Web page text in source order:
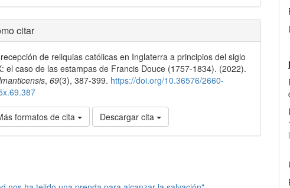
citar
de reliquias católicas en Inglaterra a principios del siglo
el caso de las estampas de Francis Douce (1757-1834). (2022).
,69(3), 387-399. https://doi.org/10.36576/2660-
formatos de cita Descargar cita